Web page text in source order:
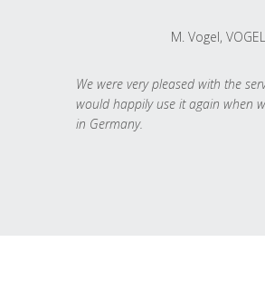
M. Vogel,
We were very pleased with the
would happily use it again when
in Germany.